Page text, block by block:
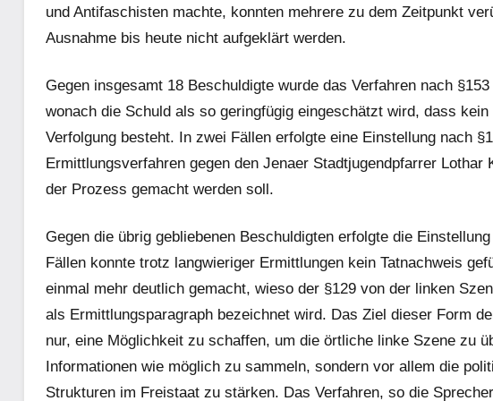
und Antifaschisten machte, konnten mehrere zu dem Zeitpunkt
Ausnahme bis heute nicht aufgeklärt werden.
Gegen insgesamt 18 Beschuldigte wurde das Verfahren nach
wonach die Schuld als so geringfügig eingeschätzt wird, dass
Verfolgung besteht. In zwei Fällen erfolgte eine Einstellung nach
Ermittlungsverfahren gegen den Jenaer Stadtjugendpfarrer
der Prozess gemacht werden soll.
Gegen die übrig gebliebenen Beschuldigten erfolgte die
Fällen konnte trotz langwieriger Ermittlungen kein Tatnachweis
einmal mehr deutlich gemacht, wieso der §129 von der linken
als Ermittlungsparagraph bezeichnet wird. Das Ziel dieser Form
nur, eine Möglichkeit zu schaffen, um die örtliche linke Szene zu
Informationen wie möglich zu sammeln, sondern vor allem die
Strukturen im Freistaat zu stärken. Das Verfahren, so die